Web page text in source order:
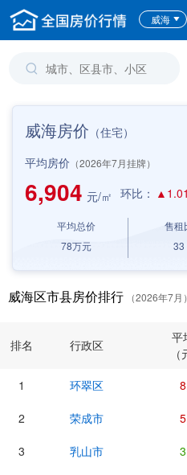
威海
威海房价 （住宅）
平均房价 （2026年7月挂牌）
6,904 元/㎡ 环比：
平均总价
78万元
售租
33
威海区市县房价排行 （2026年7月）
排名 行政区
平
1 环翠区
2 荣成市
3 乳山市